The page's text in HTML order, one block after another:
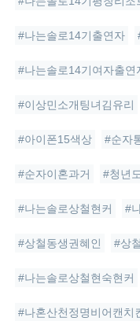
#나는솔로14기출연자
#나는솔로14기여자출연
#이상민소개팅녀김유리
#아이폰15색상 #순자
#순자이혼과거 #청년
#나는솔로상철현커 #
#상철동생권혜인 #상
#나는솔로상철현숙현커
#나혼산천정명비어캔치